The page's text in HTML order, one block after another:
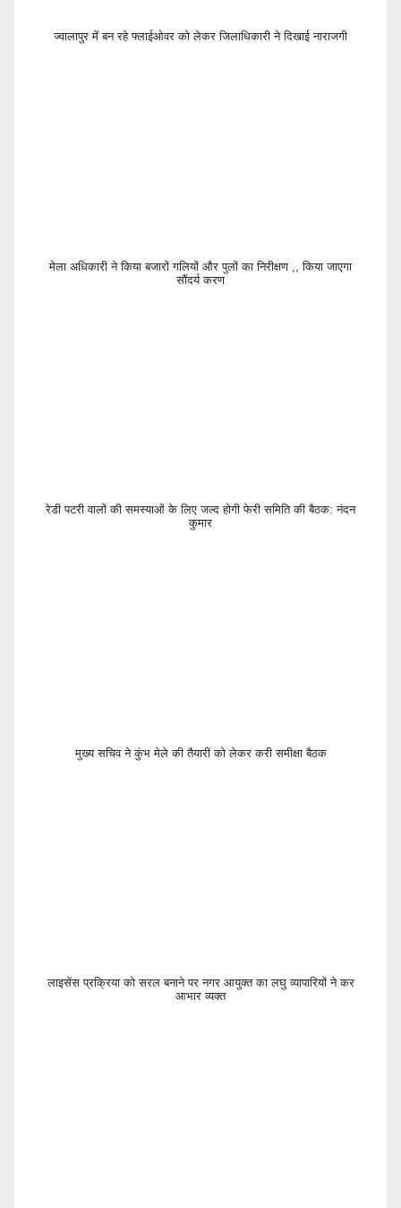
ज्वालापुर में बन रहे फ्लाईओवर को लेकर जिलाधिकारी ने दिखाई नाराजगी
मेला अधिकारी ने किया बजारों गलियों और पुलों का निरीक्षण ,, किया जाएगा
सौंदर्य करण
रेडी पटरी वालों की समस्याओं के लिए जल्द होगी फेरी समिति की बैठक: नंदन
कुमार
मुख्य सचिव ने कुंभ मेले की तैयारी को लेकर करी समीक्षा बैठक
लाइसेंस प्रक्रिया को सरल बनाने पर नगर आयुक्त का लघु व्यापारियों ने कर
आभार व्यक्त